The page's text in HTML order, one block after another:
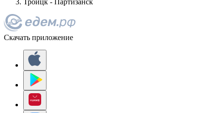
Троицк - Партизанск
Скачать приложение